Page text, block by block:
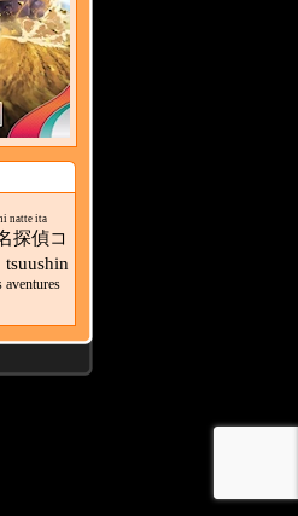
natte ita
探偵コ
aventures